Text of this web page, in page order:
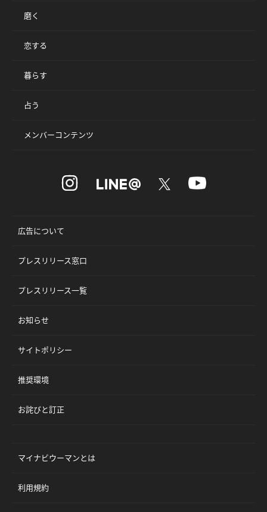
磨く
恋する
暮らす
占う
メンバーコンテンツ
広告について
プレスリリース窓口
プレスリリース一覧
お知らせ
サイトポリシー
推奨環境
お詫びと訂正
マイナビウーマンとは
利用規約